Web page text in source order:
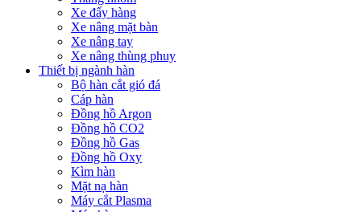
Xe đẩy hàng
Xe nâng mặt bàn
Xe nâng tay
Xe nâng thùng phuy
Thiết bị ngành hàn
Bộ hàn cắt gió đá
Cáp hàn
Đồng hồ Argon
Đồng hồ CO2
Đồng hồ Gas
Đồng hồ Oxy
Kìm hàn
Mặt nạ hàn
Máy cắt Plasma